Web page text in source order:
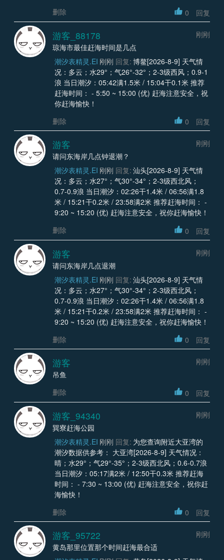
删除
0 回复
游客_88178
刚刚
琼海市最佳赶海时间是几点
潮汐表精灵.EI 刚刚 回复: 博鳌[2026-8-9] 天气情
况：多云；水29°；气26°-32°；2-3级西风；0.9-1
浪 当日潮汐：05:42满1.5米 / 15:04干0.1米 推荐
赶海时间： - 5:50 ~ 15:00 (优) 赶海注意安全，祝
你赶海愉快！
删除
0 回复
游客
刚刚
请问东海岸几点钟退潮？
潮汐表精灵.EI 刚刚 回复: 汕头[2026-8-9] 天气情
况：多云；水27°；气30°-34°；2-3级西北风；
0.7-0.9浪 当日潮汐：02:26干1.4米 / 06:56满1.8
米 / 15:21干0.2米 / 23:58满2米 推荐赶海时间： -
9:20 ~ 15:20 (优) 赶海注意安全，祝你赶海愉快！
删除
0 回复
游客
刚刚
请问东海岸几点退潮
潮汐表精灵.EI 刚刚 回复: 汕头[2026-8-9] 天气情
况：多云；水27°；气30°-34°；2-3级西北风；
0.7-0.9浪 当日潮汐：02:26干1.4米 / 06:56满1.8
米 / 15:21干0.2米 / 23:58满2米 推荐赶海时间： -
9:20 ~ 15:20 (优) 赶海注意安全，祝你赶海愉快！
删除
0 回复
游客
刚刚
吊鱼
删除
0 回复
游客_94340
刚刚
巽寮赶海公园
潮汐表精灵.EI 刚刚 回复: 为您查询附近大亚湾的
潮汐数据供参考： 大亚湾[2026-8-9] 天气情况：
晴；水29°；气29°-35°；2-3级西北风；0.6-0.7浪
当日潮汐：05:17满2米 / 12:50干0.3米 推荐赶海
时间： - 7:30 ~ 13:00 (优) 赶海注意安全，祝你赶
海愉快！
删除
0 回复
游客_95722
刚刚
黄岛那里位置那个时间赶海最合适